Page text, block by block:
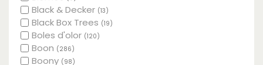
Black & Decker (13)
Black Box Trees (19)
Boles d'olor (120)
Boon (286)
Boony (98)